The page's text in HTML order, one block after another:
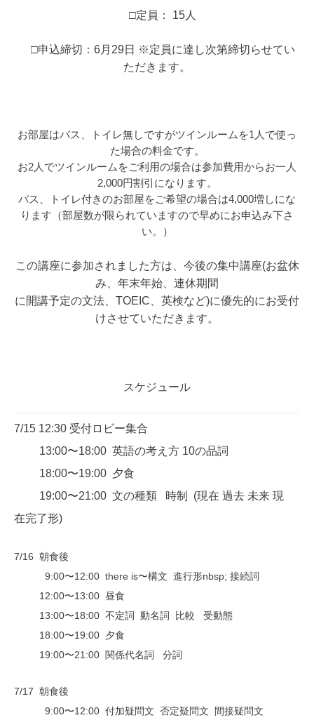
□定員： 15人
□申込締切：6月29日 ※定員に達し次第締切らせてい
ただきます。
お部屋はバス、トイレ無しですがツインルームを1人で使っ
た場合の料金です。
お2人でツインルームをご利用の場合は参加費用からお一人
2,000円割引になります。
バス、トイレ付きのお部屋をご希望の場合は4,000増しにな
ります（部屋数が限られていますので早めにお申込み下さ
い。）
この講座に参加されました方は、今後の集中講座(お盆休
み、年末年始、連休期間
に開講予定の文法、TOEIC、英検など)に優先的にお受付
けさせていただきます。
スケジュール
7/15 12:30 受付ロビー集合
13:00〜18:00 英語の考え方 10の品詞
18:00〜19:00 夕食
19:00〜21:00 文の種類 時制 (現在 過去 未来 現
在完了形)
7/16 朝食後
9:00〜12:00 there is〜構文 進行形nbsp; 接続詞
12:00〜13:00 昼食
13:00〜18:00 不定詞 動名詞 比較 受動態
18:00〜19:00 夕食
19:00〜21:00 関係代名詞 分詞
7/17 朝食後
9:00〜12:00 付加疑問文 否定疑問文 間接疑問文